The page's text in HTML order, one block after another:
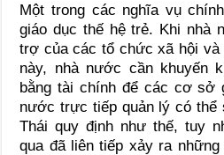
Một trong các nghĩa vụ
giáo dục thế hệ trẻ. Khi nhà
trợ của các tổ chức xã hội và
này, nhà nước cần khuyến
bằng tài chính để các cơ sở
nước trực tiếp quản lý có thể
Thái quy định như thế, tuy
qua đã liên tiếp xảy ra